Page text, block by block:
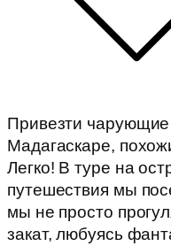
Привезти
Мадагаскаре,
Легко! В туре на
путешествия мы
мы не просто
закат, любуясь